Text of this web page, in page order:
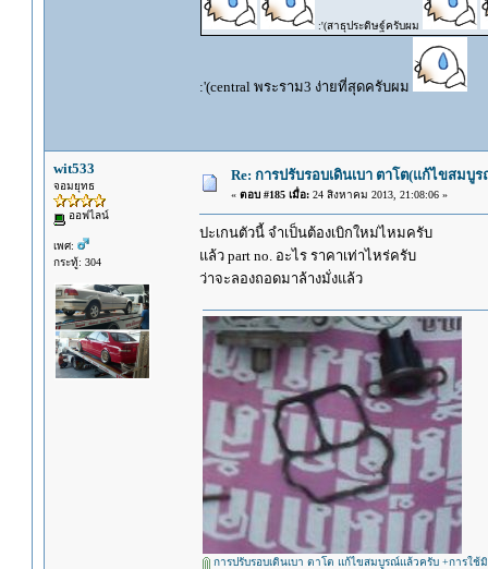
:'(สาธุประดิษฐ์ครับผม
:'(central พระราม3 ง่ายที่สุดครับผม
wit533
จอมยุทธ
ออฟไลน์
เพศ:
กระทู้: 304
Re: การปรับรอบเดินเบา ตาโต(แก้ไขสมบู
« ตอบ #185 เมื่อ:24 สิงหาคม 2013, 21:08:06 »
ปะเกนตัวนี้ จำเป็นต้องเบิกใหม่ไหมครับ
แล้ว part no. อะไร ราคาเท่าไหร่ครับ
ว่าจะลองถอดมาล้างมั่งแล้ว
การปรับรอบเดินเบา ตาโต แก้ไขสมบูรณ์แล้วครับ +การใช้มิ